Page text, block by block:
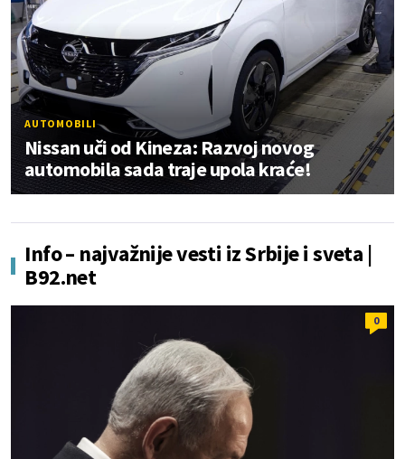
AUTOMOBILI
Nissan uči od Kineza: Razvoj novog
automobila sada traje upola kraće!
Info – najvažnije vesti iz Srbije i sveta |
B92.net
0